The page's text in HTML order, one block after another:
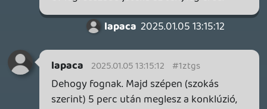
Necroman Mk2 2024.12.27 19:49:42
Bármelyik karakterrel zéró kihívás a játék,
ha olyan fegyvert kapsz, ami negálja a
játékmenet mechanikáit. Harley-nak
szereztem olyan pisztolyt, ami átlő az
ellenfelek páncélján (így nem volt szükség